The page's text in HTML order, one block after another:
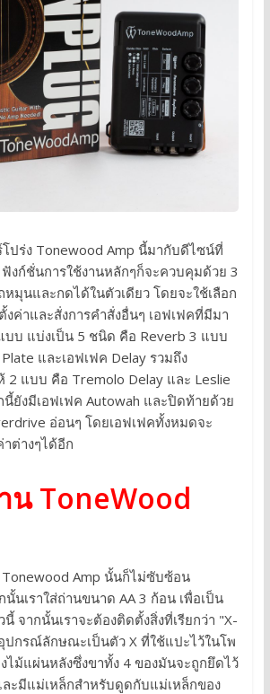
ปร่ง Tonewood Amp นี้มากับดีไซน์ที่
งก์ชั่นการใช้งานหลักๆก็จะควบคุมด้วย 3
มุนและกดได้ในตัวเดียว โดยจะใช้เลือก
งค่าและสั่งการคำสั่งอื่นๆ เอฟเฟคที่มีมา
บ แบ่งเป็น 5 ชนิด คือ Reverb 3 แบบ
และเอฟเฟค Delay รวมถึง
2 แบบ คือ Tremolo Delay และ Leslie
ยังมีเอฟเฟค Autowah และปิดท้ายด้วย
อ่อนๆ โดยเอฟเฟคทั้งหมดจะ
ต่างๆได้อีก
น ToneWood
Tonewood Amp นั้นก็ไม่ซับซ้อน
นเราใส่ถ่านขนาด AA 3 ก้อน เพื่อเป็น
นี้ จากนั้นเราจะต้องติดตั้งสิ่งที่เรียกว่า "X-
ปกรณ์ลักษณะเป็นตัว X ที่ใช้แปะไว้ในโพ
ไม้แผ่นหลังซึ่งขาทั้ง 4 ของมันจะถูกยึดไว้
ะมีแม่เหล็กสำหรับดูดกับแม่เหล็กของ